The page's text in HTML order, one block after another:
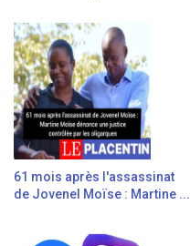
61 mois après l'assassinat
de Jovenel Moïse : Martine ...